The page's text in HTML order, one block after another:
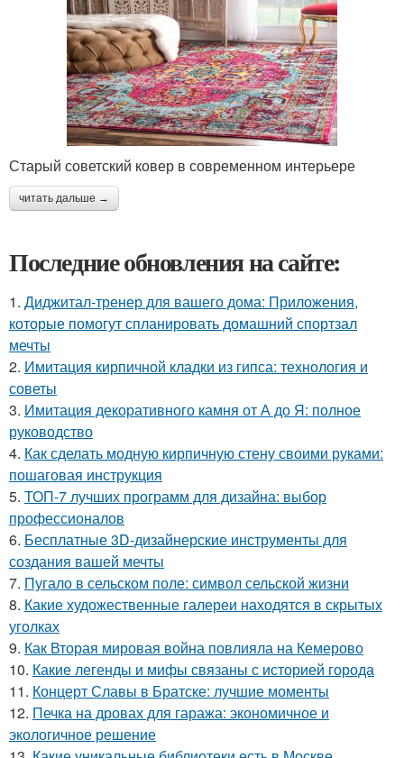
Старый советский ковер в современном интерьере
читать дальше →
Последние обновления на сайте:
1. Диджитал-тренер для вашего дома: Приложения,
которые помогут спланировать домашний спортзал
мечты
2. Имитация кирпичной кладки из гипса: технология и
советы
3. Имитация декоративного камня от А до Я: полное
руководство
4. Как сделать модную кирпичную стену своими руками:
пошаговая инструкция
5. ТОП-7 лучших программ для дизайна: выбор
профессионалов
6. Бесплатные 3D-дизайнерские инструменты для
создания вашей мечты
7. Пугало в сельском поле: символ сельской жизни
8. Какие художественные галереи находятся в скрытых
уголках
9. Как Вторая мировая война повлияла на Кемерово
10. Какие легенды и мифы связаны с историей города
11. Концерт Славы в Братске: лучшие моменты
12. Печка на дровах для гаража: экономичное и
экологичное решение